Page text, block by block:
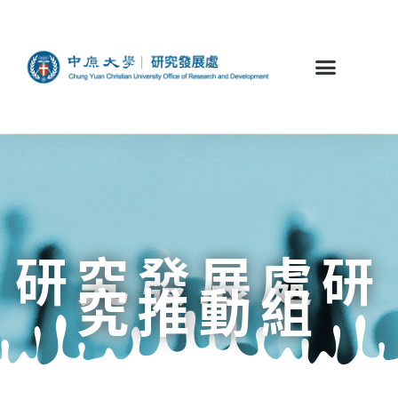
研究發展處研
究推動組